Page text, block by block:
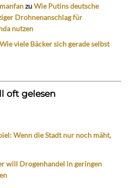
zuWie Putins deutsche
Drohnenanschlag für
nutzen
Wie viele Bäcker sich gerade selbst
oft gelesen
Wenn die Stadt nur noch mäht,
will Drogenhandel in geringen